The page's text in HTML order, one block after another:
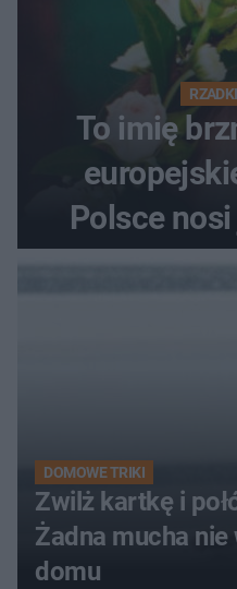
To imię
Polsce
DOMOWE TRIKI
Zwilż kartkę i
Żadna mucha
domu